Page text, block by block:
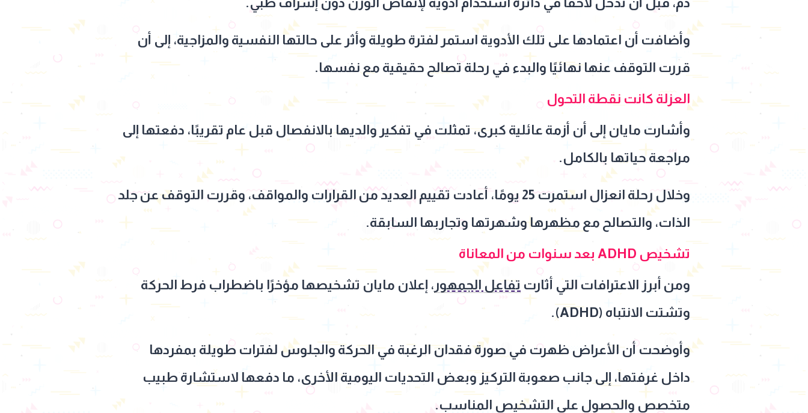
وأضافت أن اعتمادها على تلك الأدوية استمر لفترة طويلة وأثر على حالتها النفسية والمزاجية، إلى أن
قررت التوقف عنها نهائيًا والبدء في رحلة تصالح حقيقية مع نفسها.
العزلة كانت نقطة التحول
وأشارت مايان إلى أن أزمة عائلية كبرى، تمثلت في تفكير والديها بالانفصال قبل عام تقريبًا، دفعتها إلى
مراجعة حياتها بالكامل.
وخلال رحلة انعزال استمرت 25 يومًا، أعادت تقييم العديد من القرارات والمواقف، وقررت التوقف عن جلد
الذات، والتصالح مع مظهرها وشهرتها وتجاربها السابقة.
تشخيص ADHD بعد سنوات من المعاناة
ومن أبرز الاعترافات التي أثارت تفاعل الجمهور ، إعلان مايان تشخيصها مؤخرًا باضطراب فرط الحركة
وتشتت الانتباه (ADHD).
وأوضحت أن الأعراض ظهرت في صورة فقدان الرغبة في الحركة والجلوس لفترات طويلة بمفردها
داخل غرفتها، إلى جانب صعوبة التركيز وبعض التحديات اليومية الأخرى، ما دفعها لاستشارة طبيب
متخصص والحصول على التشخيص المناسب.